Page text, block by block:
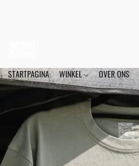
STARTPAGINA WINKEL OVER ONS